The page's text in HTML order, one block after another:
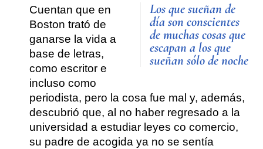
Los que sueñan de
día son conscientes
de muchas cosas que
escapan a los que
sueñan sólo de noche
Cuentan que en
Boston trató de
ganarse la vida a
base de letras,
como escritor e
incluso como
periodista, pero la cosa fue mal y, además,
descubrió que, al no haber regresado a la
universidad a estudiar leyes co comercio,
su padre de acogida ya no se sentía